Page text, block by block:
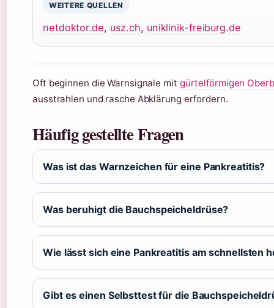
WEITERE QUELLEN
netdoktor.de, usz.ch, uniklinik-freiburg.de
Oft beginnen die Warnsignale mit gürtelförmigen
ausstrahlen und rasche Abklärung erfordern.
Häufig gestellte Fragen
Was ist das Warnzeichen für eine Pankreatitis?
Was beruhigt die Bauchspeicheldrüse?
Wie lässt sich eine Pankreatitis am schnellsten
Gibt es einen Selbsttest für die